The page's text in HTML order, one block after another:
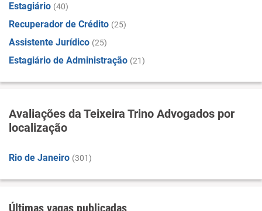
Estagiário (40)
Recuperador de Crédito (25)
Assistente Jurídico (25)
Estagiário de Administração (21)
Avaliações da Teixeira Trino Advogados por
localização
Rio de Janeiro (301)
Últimas vagas publicadas